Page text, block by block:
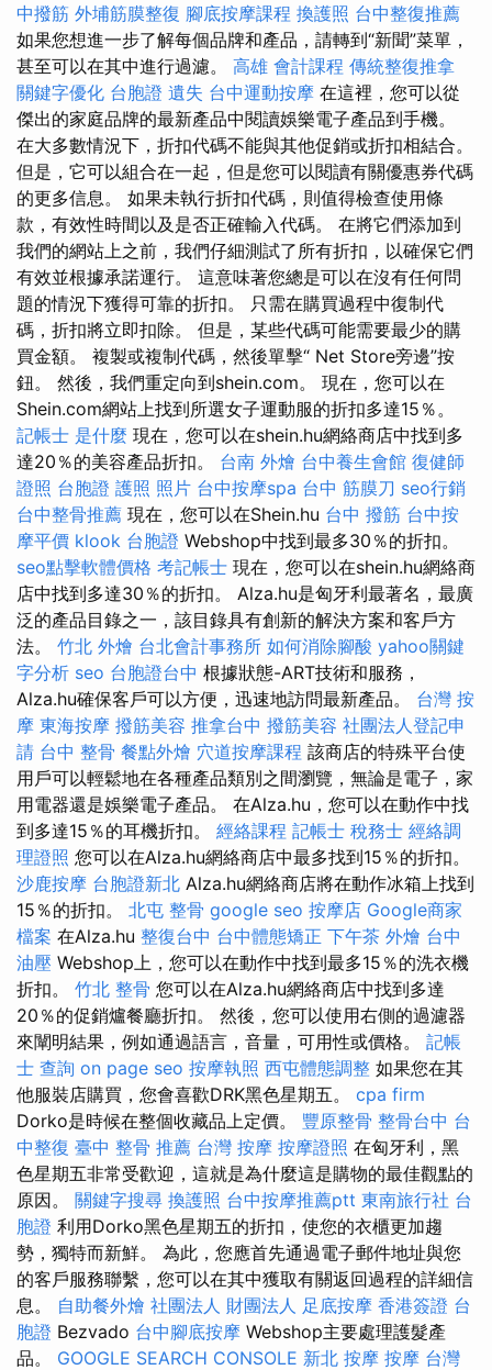
中撥筋 外埔筋膜整復 腳底按摩課程 換護照 台中整復推薦
如果您想進一步了解每個品牌和產品，請轉到“新聞”菜單，
甚至可以在其中進行過濾。 高雄 會計課程 傳統整復推拿
關鍵字優化 台胞證 遺失 台中運動按摩 在這裡，您可以從
傑出的家庭品牌的最新產品中閱讀娛樂電子產品到手機。
在大多數情況下，折扣代碼不能與其他促銷或折扣相結合。
但是，它可以組合在一起，但是您可以閱讀有關優惠券代碼
的更多信息。 如果未執行折扣代碼，則值得檢查使用條
款，有效性時間以及是否正確輸入代碼。 在將它們添加到
我們的網站上之前，我們仔細測試了所有折扣，以確保它們
有效並根據承諾運行。 這意味著您總是可以在沒有任何問
題的情況下獲得可靠的折扣。 只需在購買過程中復制代
碼，折扣將立即扣除。 但是，某些代碼可能需要最少的購
買金額。 複製或複制代碼，然後單擊“ Net Store旁邊”按
鈕。 然後，我們重定向到shein.com。 現在，您可以在
Shein.com網站上找到所選女子運動服的折扣多達15％。
記帳士 是什麼 現在，您可以在shein.hu網絡商店中找到多
達20％的美容產品折扣。 台南 外燴 台中養生會館 復健師
證照 台胞證 護照 照片 台中按摩spa 台中 筋膜刀 seo行銷
台中整骨推薦 現在，您可以在Shein.hu 台中 撥筋 台中按
摩平價 klook 台胞證 Webshop中找到最多30％的折扣。
seo點擊軟體價格 考記帳士 現在，您可以在shein.hu網絡商
店中找到多達30％的折扣。 Alza.hu是匈牙利最著名，最廣
泛的產品目錄之一，該目錄具有創新的解決方案和客戶方
法。 竹北 外燴 台北會計事務所 如何消除腳酸 yahoo關鍵
字分析 seo 台胞證台中 根據狀態-ART技術和服務，
Alza.hu確保客戶可以方便，迅速地訪問最新產品。 台灣 按
摩 東海按摩 撥筋美容 推拿台中 撥筋美容 社團法人登記申
請 台中 整骨 餐點外燴 穴道按摩課程 該商店的特殊平台使
用戶可以輕鬆地在各種產品類別之間瀏覽，無論是電子，家
用電器還是娛樂電子產品。 在Alza.hu，您可以在動作中找
到多達15％的耳機折扣。 經絡課程 記帳士 稅務士 經絡調
理證照 您可以在Alza.hu網絡商店中最多找到15％的折扣。
沙鹿按摩 台胞證新北 Alza.hu網絡商店將在動作冰箱上找到
15％的折扣。 北屯 整骨 google seo 按摩店 Google商家
檔案 在Alza.hu 整復台中 台中體態矯正 下午茶 外燴 台中
油壓 Webshop上，您可以在動作中找到最多15％的洗衣機
折扣。 竹北 整骨 您可以在Alza.hu網絡商店中找到多達
20％的促銷爐餐廳折扣。 然後，您可以使用右側的過濾器
來闡明結果，例如通過語言，音量，可用性或價格。 記帳
士 查詢 on page seo 按摩執照 西屯體態調整 如果您在其
他服裝店購買，您會喜歡DRK黑色星期五。 cpa firm
Dorko是時候在整個收藏品上定價。 豐原整骨 整骨台中 台
中整復 臺中 整骨 推薦 台灣 按摩 按摩證照 在匈牙利，黑
色星期五非常受歡迎，這就是為什麼這是購物的最佳觀點的
原因。 關鍵字搜尋 換護照 台中按摩推薦ptt 東南旅行社 台
胞證 利用Dorko黑色星期五的折扣，使您的衣櫃更加趨
勢，獨特而新鮮。 為此，您應首先通過電子郵件地址與您
的客戶服務聯繫，您可以在其中獲取有關返回過程的詳細信
息。 自助餐外燴 社團法人 財團法人 足底按摩 香港簽證 台
胞證 Bezvado 台中腳底按摩 Webshop主要處理護髮產
品。 GOOGLE SEARCH CONSOLE 新北 按摩 按摩 台灣